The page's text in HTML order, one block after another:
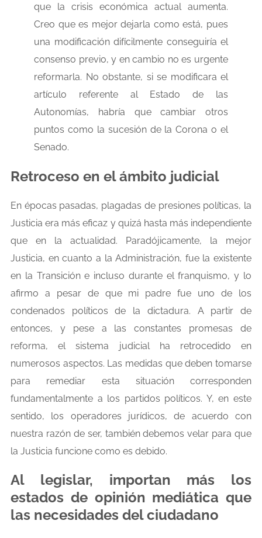
que la crisis económica actual aumenta.
Creo que es mejor dejarla como está, pues
una modificación difícilmente conseguiría el
consenso previo, y en cambio no es urgente
reformarla. No obstante, si se modificara el
artículo referente al Estado de las
Autonomías, habría que cambiar otros
puntos como la sucesión de la Corona o el
Senado.
Retroceso en el ámbito judicial
En épocas pasadas, plagadas de presiones políticas, la
Justicia era más eficaz y quizá hasta más independiente
que en la actualidad. Paradójicamente, la mejor
Justicia, en cuanto a la Administración, fue la existente
en la Transición e incluso durante el franquismo, y lo
afirmo a pesar de que mi padre fue uno de los
condenados políticos de la dictadura. A partir de
entonces, y pese a las constantes promesas de
reforma, el sistema judicial ha retrocedido en
numerosos aspectos. Las medidas que deben tomarse
para remediar esta situación corresponden
fundamentalmente a los partidos políticos. Y, en este
sentido, los operadores jurídicos, de acuerdo con
nuestra razón de ser, también debemos velar para que
la Justicia funcione como es debido.
Al legislar, importan más los
estados de opinión mediática que
las necesidades del ciudadano